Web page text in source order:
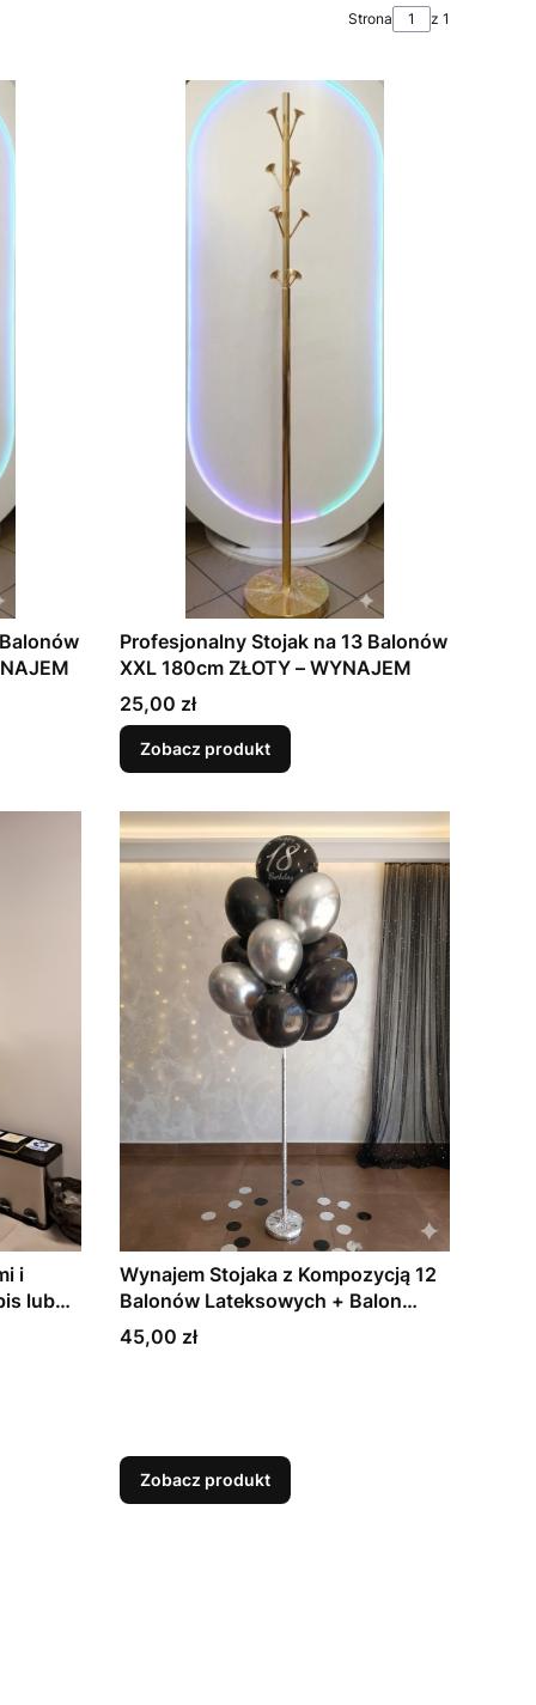
Strona z 1
Profesjonalny Stojak na 13 Balonów
XXL 180cm ZŁOTY – WYNAJEM
Cena
25,00 zł
Zobacz produkt
i
lub
Wynajem Stojaka z Kompozycją 12
Balonów Lateksowych + Balon
Foliowy z Kolekcji
Cena
45,00 zł
Zobacz produkt